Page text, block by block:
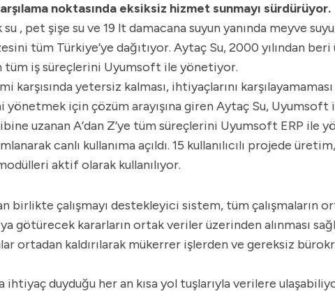
noktasında eksiksiz hizmet sunmayı sürdürüyor.
, pet şişe su ve 19 lt damacana suyun yanında meyve
tüm Türkiye’ye dağıtıyor. Aytaç Su, 2000 yılından
tüm iş süreçlerini Uyumsoft ile yönetiyor.
yetersiz kalması, ihtiyaçlarını
için çözüm arayışına giren Aytaç Su, Uyumsoft
uzanan A’dan Z’ye tüm süreçlerini Uyumsoft ERP ile
canlı kullanıma açıldı. 15 kullanılıcılı projede
aktif olarak kullanılıyor.
birlikte çalışmayı destekleyici sistem, tüm çalışmaların
kararların ortak veriler üzerinden alınması
ortadan kaldırılarak mükerrer işlerden ve gereksiz
duyduğu her an kısa yol tuşlarıyla verilere